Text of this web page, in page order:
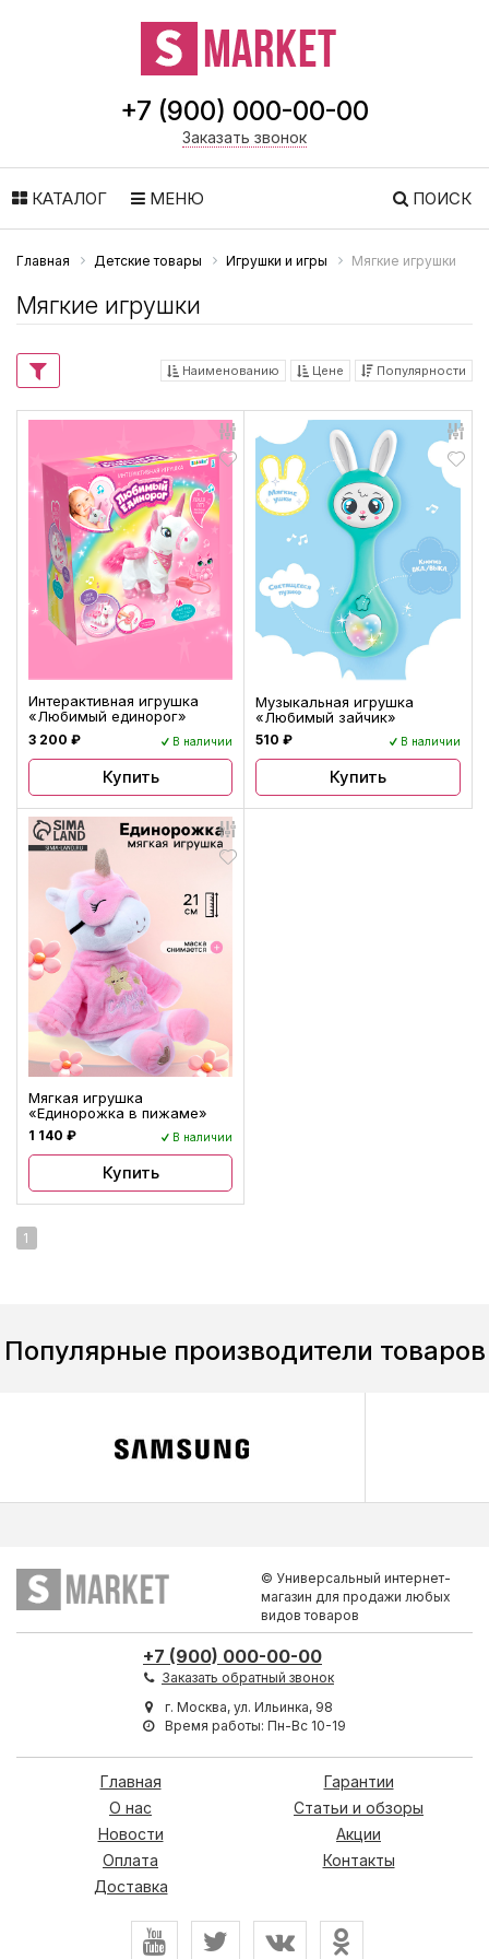
+7 (900) 000-00-00
Заказать звонок
КАТАЛОГ МЕНЮ ПОИСК
Главная Детские товары Игрушки и игры Мягкие игрушки
Мягкие игрушки
Наименованию Цене Популярности
Интерактивная игрушка
«Любимый единорог»
3 200 ₽ В наличии
Купить
Музыкальная игрушка
«Любимый зайчик»
510 ₽ В наличии
Купить
Мягкая игрушка
«Единорожка в пижаме»
1 140 ₽ В наличии
Купить
1
Популярные производители товаров
© Универсальный интернет-
магазин для продажи любых
видов товаров
+7 (900) 000-00-00
Заказать обратный звонок
г. Москва, ул. Ильинка, 98
Время работы: Пн-Вс 10-19
Главная
О нас
Новости
Оплата
Доставка
Гарантии
Статьи и обзоры
Акции
Контакты